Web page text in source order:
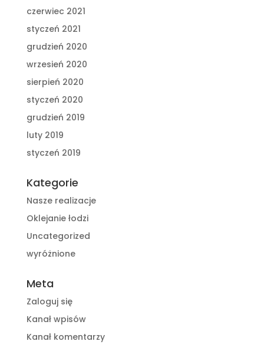
czerwiec 2021
styczeń 2021
grudzień 2020
wrzesień 2020
sierpień 2020
styczeń 2020
grudzień 2019
luty 2019
styczeń 2019
Kategorie
Nasze realizacje
Oklejanie łodzi
Uncategorized
wyróżnione
Meta
Zaloguj się
Kanał wpisów
Kanał komentarzy